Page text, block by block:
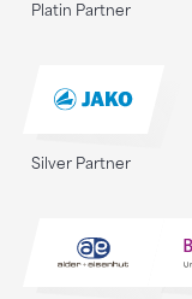
Platin Partner
Silver Partner